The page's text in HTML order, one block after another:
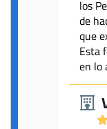
los
de
que
Esta
en lo